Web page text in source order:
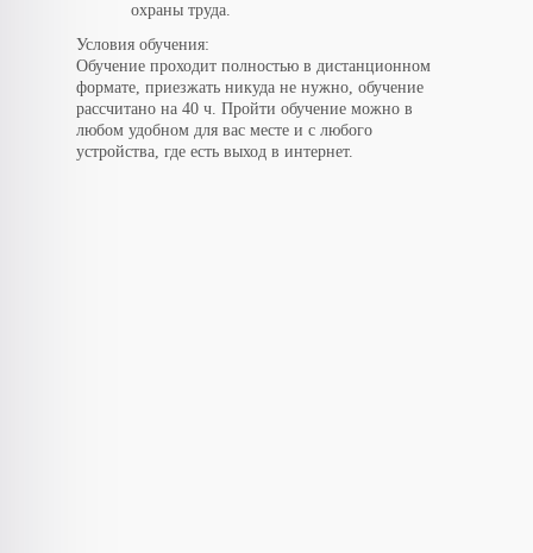
охраны труда.
Условия обучения:
Обучение проходит полностью в дистанционном
формате, приезжать никуда не нужно, обучение
рассчитано на 40 ч. Пройти обучение можно в
любом удобном для вас месте и с любого
устройства, где есть выход в интернет.